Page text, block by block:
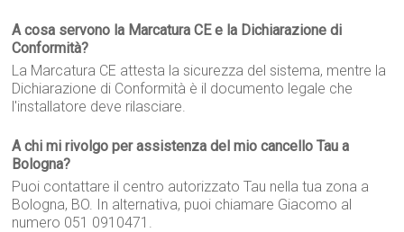
A cosa servono la Marcatura CE e la Dichiarazione di
Conformità?
La Marcatura CE attesta la sicurezza del sistema, mentre la
Dichiarazione di Conformità è il documento legale che
l'installatore deve rilasciare.
A chi mi rivolgo per assistenza del mio cancello Tau a
Bologna?
Puoi contattare il centro autorizzato Tau nella tua zona a
Bologna, BO. In alternativa, puoi chiamare Giacomo al
numero 051 0910471.